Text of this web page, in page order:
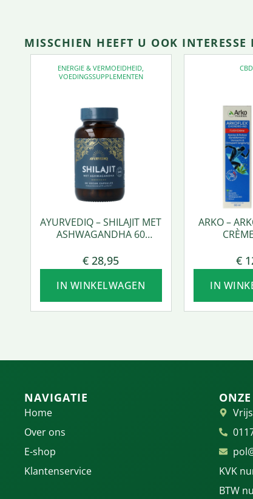
MISSCHIEN HEEFT U OOK INTERESSE
ENERGIE & VERMOEIDHEID
VOEDINGSSUPPLEMENTEN
AYURVEDIQ – SHILAJIT MET
ASHWAGANDHA 60
€ 28,95
IN WINKELWAGEN
ARKO –
€
IN
NAVIGATIE
Home
Over ons
E-shop
Klantenservice
KVK
BTW